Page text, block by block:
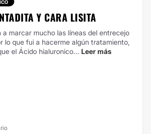
Y CARA LISITA
a marcar mucho las líneas del entrecejo
lo que fui a hacerme algún tratamiento,
el Ácido hialuronico... Leer más